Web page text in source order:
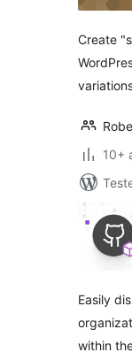
Create
10+
Easily
within